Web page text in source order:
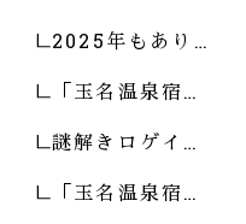
2025年もあり…
「玉名温泉宿…
謎解きロゲイ…
「玉名温泉宿…